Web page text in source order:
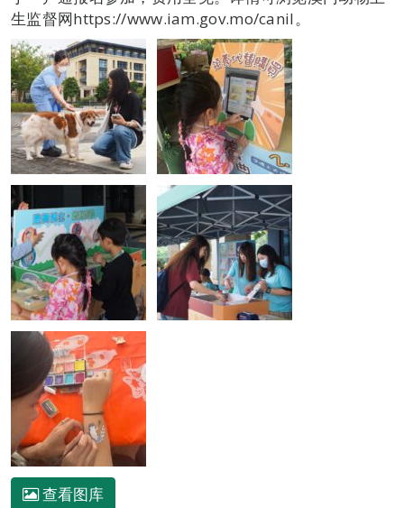
生监督网https://www.iam.gov.mo/canil。
查看图库